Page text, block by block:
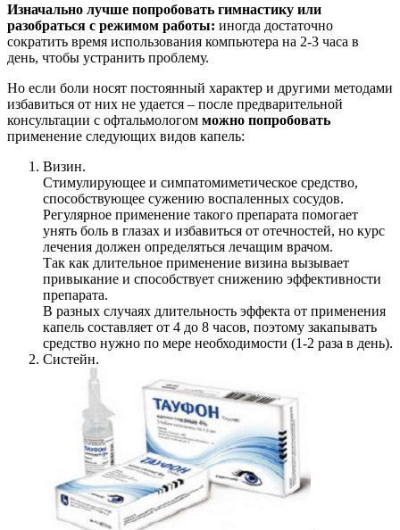
Изначально лучше попробовать гимнастику или
разобраться с режимом работы: иногда достаточно
сократить время использования компьютера на 2-3 часа в
день, чтобы устранить проблему.
Но если боли носят постоянный характер и другими методами
избавиться от них не удается – после предварительной
консультации с офтальмологом можно попробовать
применение следующих видов капель:
Визин.
Стимулирующее и симпатомиметическое средство,
способствующее сужению воспаленных сосудов.
Регулярное применение такого препарата помогает
унять боль в глазах и избавиться от отечностей, но курс
лечения должен определяться лечащим врачом.
Так как длительное применение визина вызывает
привыкание и способствует снижению эффективности
препарата.
В разных случаях длительность эффекта от применения
капель составляет от 4 до 8 часов, поэтому закапывать
средство нужно по мере необходимости (1-2 раза в день).
Систейн.